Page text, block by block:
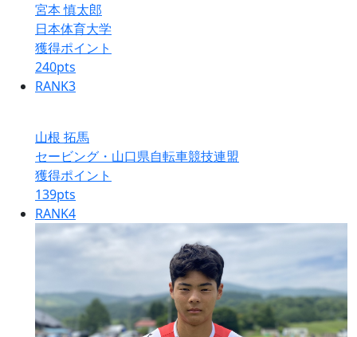
宮本 慎太郎
日本体育大学
獲得ポイント
240pts
RANK3
山根 拓馬
セービング・山口県自転車競技連盟
獲得ポイント
139pts
RANK4